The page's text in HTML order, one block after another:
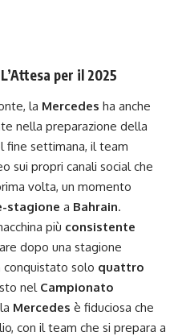
per il 2025
la Mercedes ha anche
nella preparazione della
fine settimana, il team
sui propri canali social che
volta, un momento
stagione a Bahrain.
più consistente
dopo una stagione
conquistato solo quattro
nel Campionato
Mercedes è fiduciosa che
con il team che si prepara a